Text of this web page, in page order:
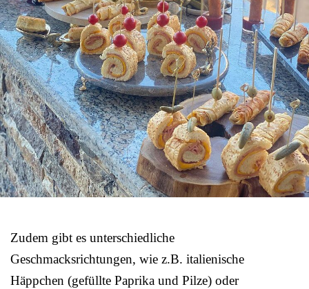
Zudem gibt es unterschiedliche
Geschmacksrichtungen, wie z.B. italienische
Häppchen (gefüllte Paprika und Pilze) oder